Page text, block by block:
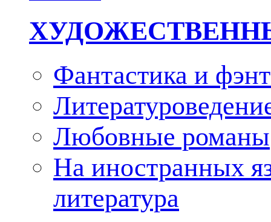
Фантастика и
Любовные романы
На иностранных
литература